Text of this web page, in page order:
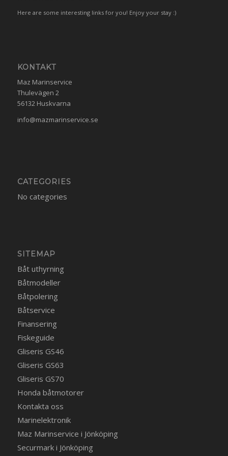
Here are some interesting links for you! Enjoy your stay :)
KONTAKT
Maz Marinservice
Thulevägen 2
56132 Huskvarna
info@mazmarinservice.se
CATEGORIES
No categories
SITEMAP
Båt uthyrning
Båtmodeller
Båtpolering
Båtservice
Finansering
Fiskeguide
Gliseris GS46
Gliseris GS63
Gliseris GS70
Honda båtmotorer
Kontakta oss
Marinelektronik
Maz Marinservice i Jönköping
Securmark i Jönköping